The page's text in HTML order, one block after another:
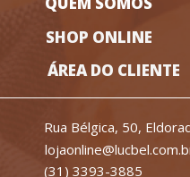
SHOP ONLINE
ÁREA DO CLIENTE
Rua Bélgica, 50,
(31) 3393-3885